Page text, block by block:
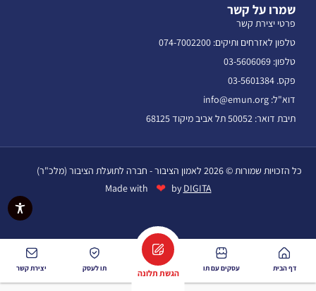
שמרו על קשר
פרטי יצירת קשר
טלפון לאזרחים ותיקים: 074-7002200
טלפון: 03-5606069
פקס. 03-5601384
דוא"ל: info@emun.org
תיבת דואר: 50052 תל אביב מיקוד 68125
כל הזכויות שמורות © 2026 לאמון הציבור - חברה לתועלת הציבור (מלכ"ר)
Made with
❤ by DIGITA
דף הבית עסקים עם תו הגשת תלונה תו לעסק יצירת קשר